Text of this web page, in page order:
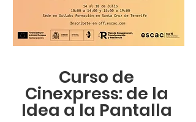
Curso de
Cinexpress: de la
Idea a la Pantalla